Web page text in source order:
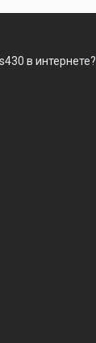
в интернете?